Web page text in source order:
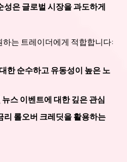
성은 글로벌 시장을 과도하게
는 트레이더에게 적합합니다:
한 순수하고 유동성이 높은 노
스 이벤트에 대한 깊은 관심
리 롤오버 크레딧을 활용하는